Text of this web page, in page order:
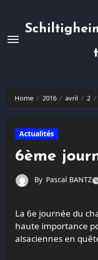
Home 2016 avril 2
Actualités
6ème
By Pascal BANTZ
La 6e journée du championnat s’annonce de
haute importance
alsaciennes en